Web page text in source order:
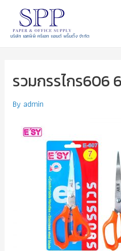
บริษัท เอสพีพี ครีเอท แอนด์ พริ้นติ้ง จำกัด
รวมกรรไกร606
By admin